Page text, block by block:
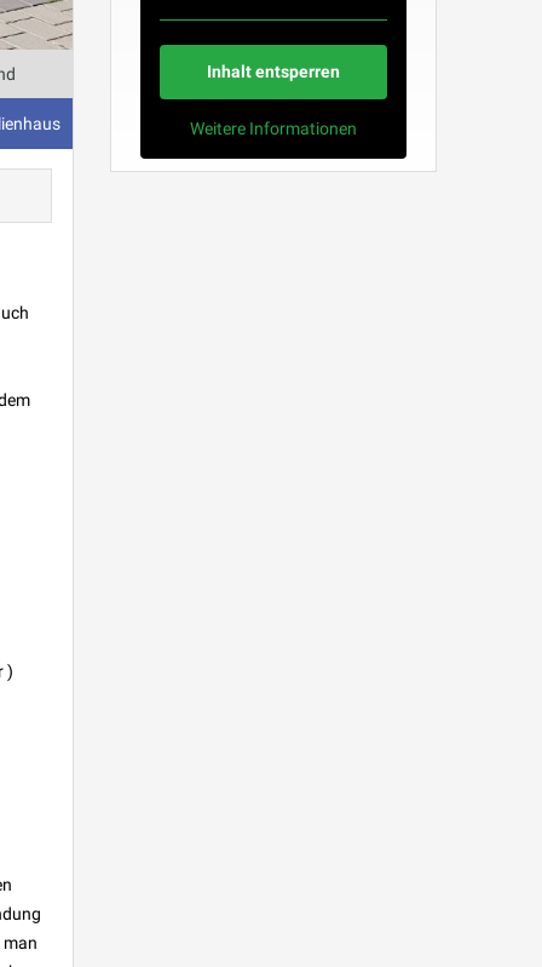
)
man
Inhalt entsperren
Weitere Informationen